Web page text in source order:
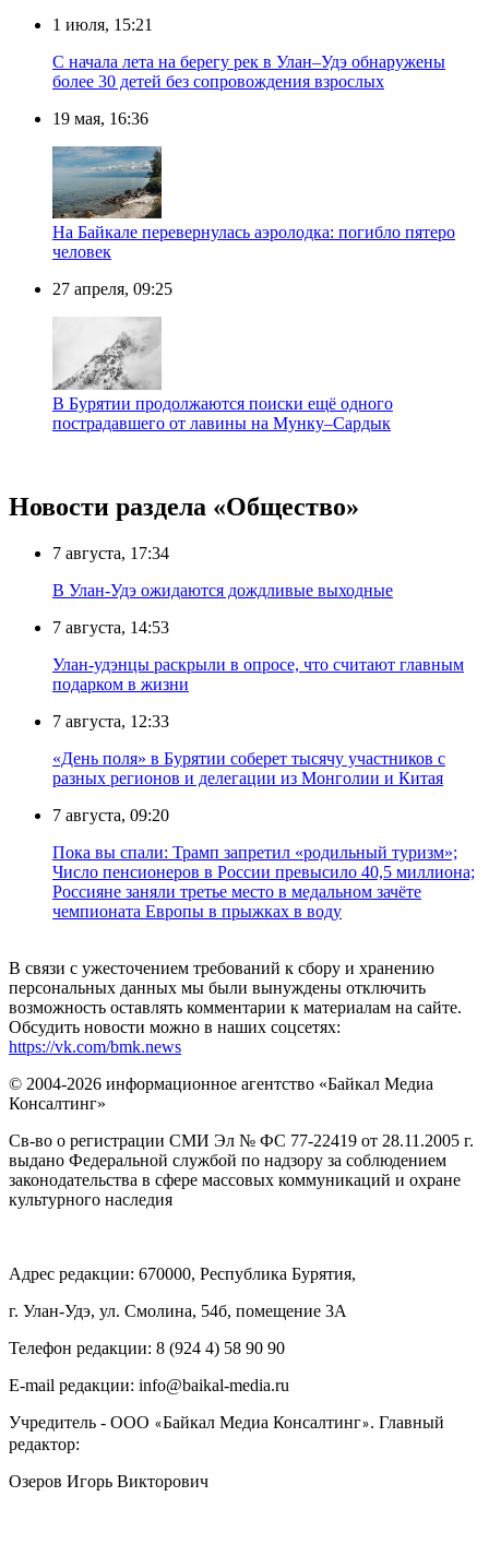
1 июля, 15:21
С начала лета на берегу рек в Улан–Удэ обнаружены
более 30 детей без сопровождения взрослых
19 мая, 16:36
На Байкале перевернулась аэролодка: погибло пятеро
человек
27 апреля, 09:25
В Бурятии продолжаются поиски ещё одного
пострадавшего от лавины на Мунку–Сардык
Новости раздела «Общество»
7 августа, 17:34
В Улан-Удэ ожидаются дождливые выходные
7 августа, 14:53
Улан-удэнцы раскрыли в опросе, что считают главным
подарком в жизни
7 августа, 12:33
«День поля» в Бурятии соберет тысячу участников с
разных регионов и делегации из Монголии и Китая
7 августа, 09:20
Пока вы спали: Трамп запретил «родильный туризм»;
Число пенсионеров в России превысило 40,5 миллиона;
Россияне заняли третье место в медальном зачёте
чемпионата Европы в прыжках в воду
В связи с ужесточением требований к сбору и хранению
персональных данных мы были вынуждены отключить
возможность оставлять комментарии к материалам на сайте.
Обсудить новости можно в наших соцсетях:
https://vk.com/bmk.news
© 2004-2026 информационное агентство «Байкал Медиа
Консалтинг»
Св-во о регистрации СМИ Эл № ФС 77-22419 от 28.11.2005 г.
выдано Федеральной службой по надзору за соблюдением
законодательства в сфере массовых коммуникаций и охране
культурного наследия
Адрес редакции: 670000, Республика Бурятия,
г. Улан-Удэ, ул. Смолина, 54б, помещение 3А
Телефон редакции: ‎‎8 (924 4) 58 90 90
E-mail редакции: info@baikal-media.ru
Учредитель - ООО «Байкал Медиа Консалтинг». Главный
редактор:
Озеров Игорь Викторович